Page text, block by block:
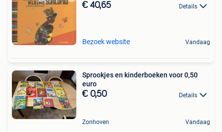
€ 40,65 Details
Bezoek website Vandaag
Sprookjes en kinderboeken voor 0,50
euro
€ 0,50 Details
Zonhoven Vandaag